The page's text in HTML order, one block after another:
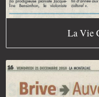
La Vie